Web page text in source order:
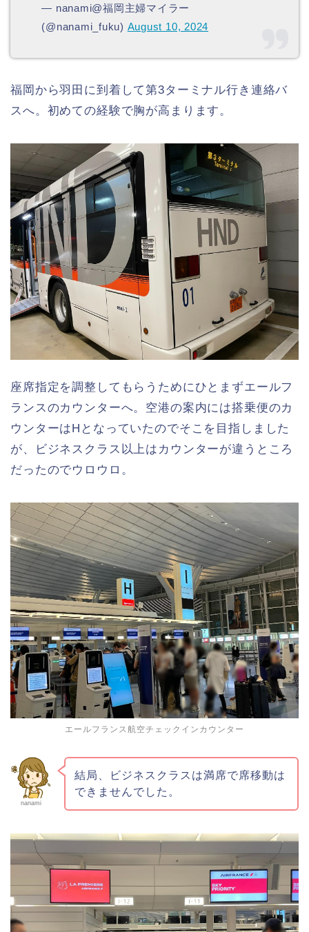
— nanami@福岡主婦マイラー
(@nanami_fuku) August 10, 2024
福岡から羽田に到着して第3ターミナル行き連絡バ
スへ。初めての経験で胸が高まります。
座席指定を調整してもらうためにひとまずエールフ
ランスのカウンターへ。空港の案内には搭乗便のカ
ウンターはHとなっていたのでそこを目指しました
が、ビジネスクラス以上はカウンターが違うところ
だったのでウロウロ。
エールフランス航空チェックインカウンター
nanami
結局、ビジネスクラスは満席で席移動は
できませんでした。